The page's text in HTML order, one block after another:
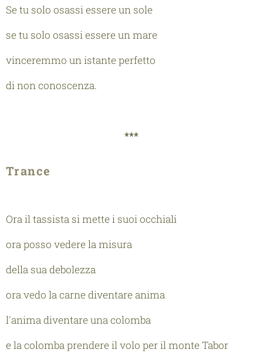
Se tu solo osassi essere un sole
se tu solo osassi essere un mare
vinceremmo un istante perfetto
di non conoscenza.
***
Trance
Ora il tassista si mette i suoi occhiali
ora posso vedere la misura
della sua debolezza
ora vedo la carne diventare anima
l'anima diventare una colomba
e la colomba prendere il volo per il monte Tabor